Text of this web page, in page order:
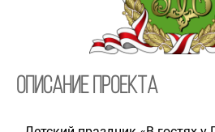
Описание проекта